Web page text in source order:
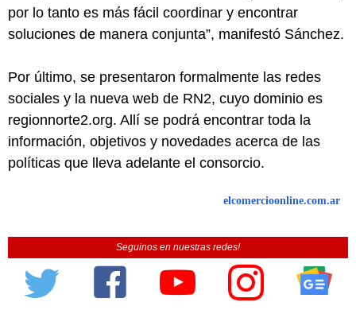
por lo tanto es más fácil coordinar y encontrar
soluciones de manera conjunta”, manifestó Sánchez.
Por último, se presentaron formalmente las redes
sociales y la nueva web de RN2, cuyo dominio es
regionnorte2.org. Allí se podrá encontrar toda la
información, objetivos y novedades acerca de las
políticas que lleva adelante el consorcio.
elcomercioonline.com.ar
Seguinos en nuestras redes!